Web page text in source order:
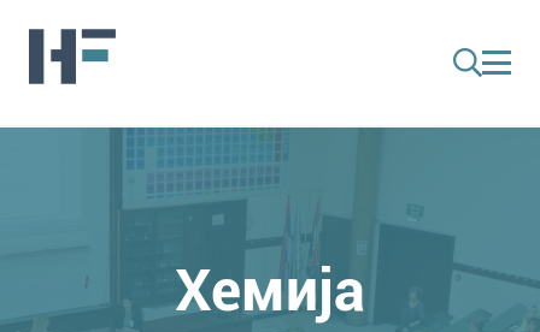
Хемија